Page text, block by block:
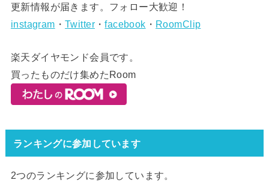
更新情報が届きます。フォロー大歓迎！
instagram ・Twitter・facebook ・ RoomClip
楽天ダイヤモンド会員です。
買ったものだけ集めたRoom
ランキングに参加しています
2つのランキングに参加しています。